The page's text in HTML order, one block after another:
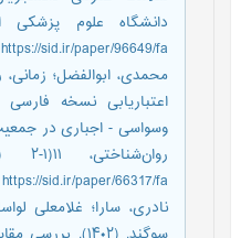
https://sid.ir/paper/96649/fa
اعتباریابی نسخه
وسواسی - اجباری در
https://sid.ir/paper/66317/fa
نادری، سارا؛ غلامعلی